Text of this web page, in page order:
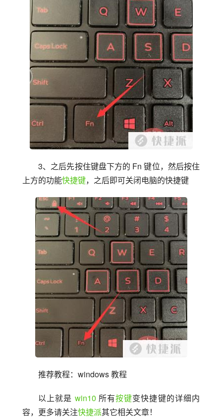
3、之后先按住键盘下方的 Fn 键位，然后按住
上方的功能快捷键，之后即可关闭电脑的快捷键
推荐教程：windows 教程
以上就是 win10 所有按键变快捷键的详细内
容，更多请关注快捷派其它相关文章！